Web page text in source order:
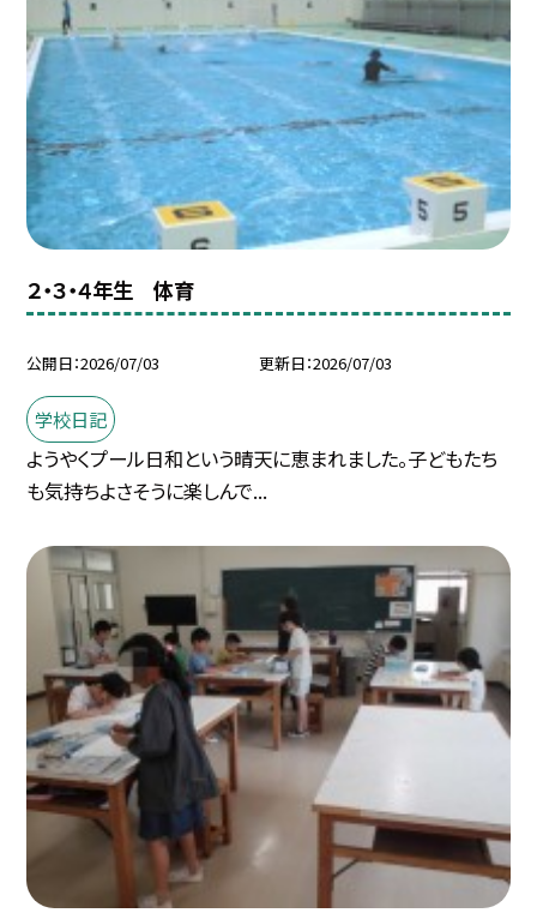
２・３・４年生 体育
公開日 2026/07/03 更新日 2026/07/03
学校日記
ようやくプール日和という晴天に恵まれました。子どもたち
も気持ちよさそうに楽しんで...